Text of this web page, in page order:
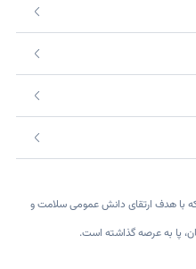
با هدف ارتقای دانش عمومی سلامت و
پا به عرصه گذاشته است.